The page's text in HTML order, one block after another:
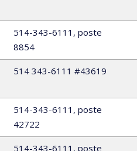
514-343-6111, poste
8854
514 343-6111 #43619
514-343-6111, poste
42722
514-343-6111, poste